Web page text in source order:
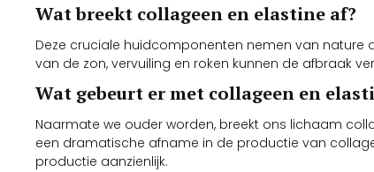
Wat breekt collageen en elastine af?
Deze cruciale huidcomponenten nemen van nature
van de zon, vervuiling en roken kunnen de afbraak
Wat gebeurt er met collageen en
Naarmate we ouder worden, breekt ons lichaam
een dramatische afname in de productie van
productie aanzienlijk.